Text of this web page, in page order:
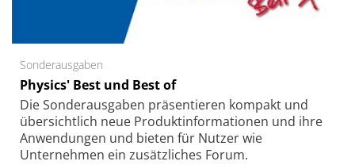
Sonderausgaben
Physics' Best und Best of
Die Sonder­ausgaben präsentieren kompakt und
übersichtlich neue Produkt­informationen und ihre
Anwendungen und bieten für Nutzer wie
Unternehmen ein zusätzliches Forum.